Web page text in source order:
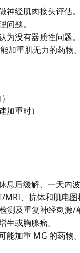
神经肌肉接头评估。
题。
为没有器质性问题。
加重肌无力的药物
加重时）
息后缓解、一天内
MRI、抗体和肌电
测及重复神经刺激/
或胸腺瘤。
能加重 MG 的药物